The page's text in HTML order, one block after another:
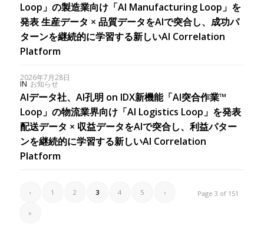
Loop」の製造業向け「AI Manufacturing Loop」を
発表 生産データ × 品質データをAIで突合し、成功パ
ターンを継続的に学習する新しいAI Correlation
Platform
2026年7月28日
IN お知らせ
AIデータ社、AI孔明 on IDX新機能「AI突合作業™
Loop」の物流業界向け「AI Logistics Loop」を発表
配送データ × 収益データをAIで突合し、利益パター
ンを継続的に学習する新しいAI Correlation
Platform
Page 3 of 151
‹ 1 2 3 4 5 ›
»